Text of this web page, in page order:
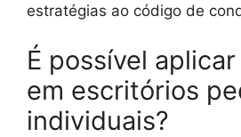
estratégias ao código de
É possível
em escritórios
individuais?